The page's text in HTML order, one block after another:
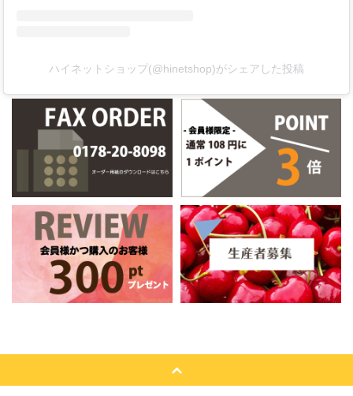
ハイネットショップ(@hinetshop)がシェアした投稿